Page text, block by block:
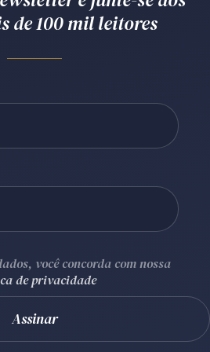
Receba por RSS
/PR CEP80240-000
de 100 mil leitores
você concorda com nossa
de privacidade